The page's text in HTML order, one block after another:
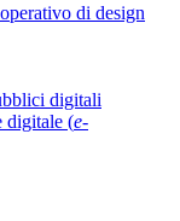
di design
digitali
digitale (e-